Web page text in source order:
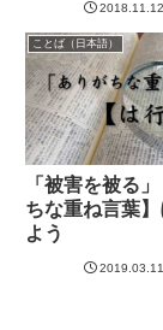
2018.11.12
ことば（日本語）
「被害を被る
ちな重ね言葉
よう
2019.03.11